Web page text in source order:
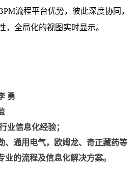
流程平台优势，彼此深度协同，
，全局化的视图实时显示。
勇
业信息化经验；
、通用电气，欧姆龙、奇正藏药等
的流程及信息化解决方案。